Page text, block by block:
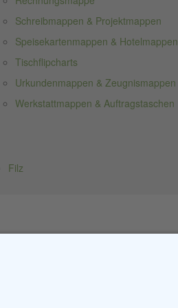
Schreibmappen & Projektmappen
Speisekartenmappen & Hotelmappen
Tischflipcharts
Urkundenmappen & Zeugnismappen
Werkstattmappen & Auftragstaschen
Filz